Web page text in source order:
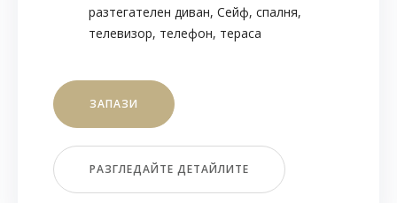
разтегателен диван, Сейф, спалня,
телевизор, телефон, тераса
ЗАПАЗИ
РАЗГЛЕДАЙТЕ ДЕТАЙЛИТЕ